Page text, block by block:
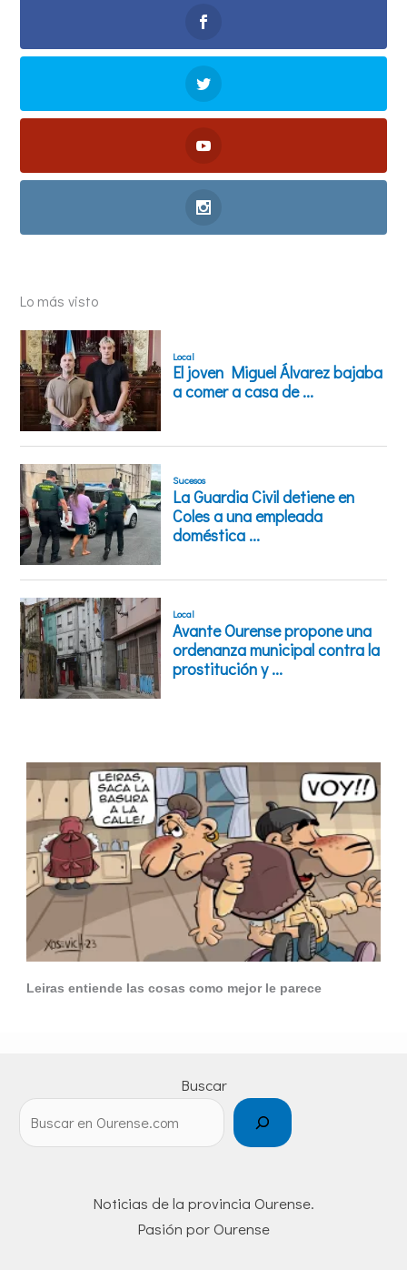
Lo más visto
Leiras entiende las cosas como mejor le parece
Buscar
Noticias de la provincia Ourense.
Pasión por Ourense